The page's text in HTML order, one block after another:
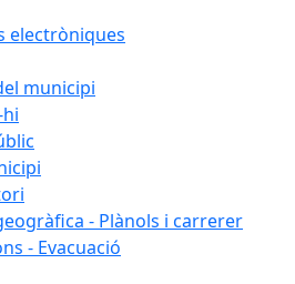
electròniques
municipi
- Plànols i carrerer
- Evacuació